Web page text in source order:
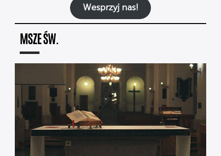
Wesprzyj nas!
MSZE ŚW.